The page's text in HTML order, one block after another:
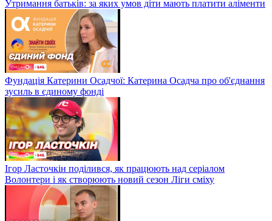
Утримання батьків: за яких умов діти мають платити аліменти
Фундація Катерини Осадчої: Катерина Осадча про об'єднання
зусиль в єдиному фонді
Ігор Ласточкін поділився, як працюють над серіалом
Волонтери і як створюють новий сезон Ліги сміху